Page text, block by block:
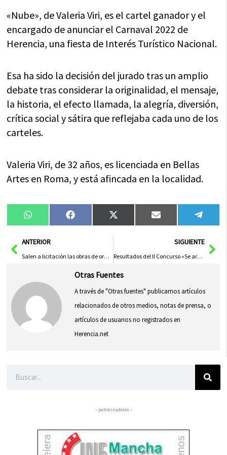
«Nube», de Valeria Viri, es el cartel ganador y el
encargado de anunciar el Carnaval 2022 de
Herencia, una fiesta de Interés Turístico Nacional.
Esa ha sido la decisión del jurado tras un amplio
debate tras considerar la originalidad, el mensaje,
la historia, el efecto llamada, la alegría, diversión,
crítica social y sátira que reflejaba cada uno de los
carteles.
Valeria Viri, de 32 años, es licenciada en Bellas
Artes en Roma, y está afincada en la localidad.
Compartir
en
WhatsAppCompartir
en
FacebookCompartir
en
X
(Twitter)
Compartir
en
Email
en
AntANTERIOR
Salen a licitación las obras de ordenación de la calle Colón y Plaza del Convento
SIGUIENTE
Resultados del II Concurso «Se armó el Belén 2021»
Otras Fuentes
A través de "Otras fuentes" publicamos artículos
relacionados de otros medios, notas de prensa, o
artículos de usuarios no registrados en
Herencia.net
– patrocinadores –